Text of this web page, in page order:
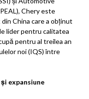
Chery este
China care a obținut
lider pentru calitatea
pentru al treilea an
noi (IQS) între
expansiune